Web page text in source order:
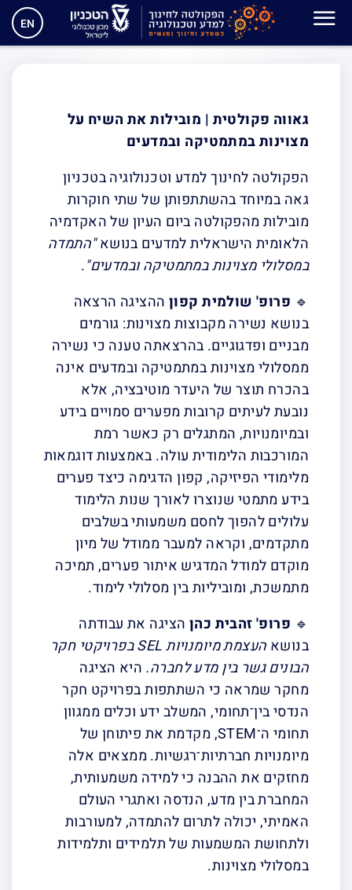
EN גאווה פקולטית | מובילות את
השיח על מצוינות
גאווה פקולטית | מובילות את השיח על
מצוינות במתמטיקה ובמדעים
הפקולטה לחינוך למדע וטכנולוגיה בטכניון
גאה במיוחד בהשתתפותן של שתי חוקרות
מובילות מהפקולטה ביום העיון של האקדמיה
הלאומית הישראלית למדעים בנושא"התמדה
במסלולי מצוינות במתמטיקה ובמדעים".
🔹 פרופ' שולמית קפוןההציגה הרצאה
בנושא נשירה מקבוצות מצוינות: גורמים
מבניים ופדגוגיים. בהרצאתה טענה כי נשירה
ממסלולי מצוינות במתמטיקה ובמדעים אינה
בהכרח תוצר של היעדר מוטיבציה, אלא
נובעת לעיתים קרובות מפערים סמויים בידע
ובמיומנויות, המתגלים רק כאשר רמת
המורכבות הלימודית עולה. באמצעות דוגמאות
מלימודי הפיזיקה, קפון הדגימה כיצד פערים
בידע מתמטי שנוצרו לאורך שנות הלימוד
עלולים להפוך לחסם משמעותי בשלבים
מתקדמים, וקראה למעבר ממודל של מיון
מוקדם למודל המדגיש איתור פערים, תמיכה
מתמשכת, ומוביליות בין מסלולי לימוד.
🔹 פרופ' זהבית כהן הציגה את עבודתה
בנושא העצמת מיומנויותSELבפרויקטי חקר
הבונים גשר בין מדע לחברה. היא הציגה
מחקר שמראה כי השתתפות בפרויקט חקר
הנדסי בין־תחומי, המשלב ידע וכלים ממגוון
תחומי ה־STEM, מקדמת את פיתוחן של
מיומנויות חברתיות־רגשיות. ממצאים אלה
מחזקים את ההבנה כי למידה משמעותית,
המחברת בין מדע, הנדסה ואתגרי העולם
האמיתי, יכולה לתרום להתמדה, למעורבות
ולתחושת המשמעות של תלמידים ותלמידות
במסלולי מצוינות.